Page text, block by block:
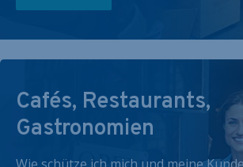
Cafés, Restaurants,
Gastronomien